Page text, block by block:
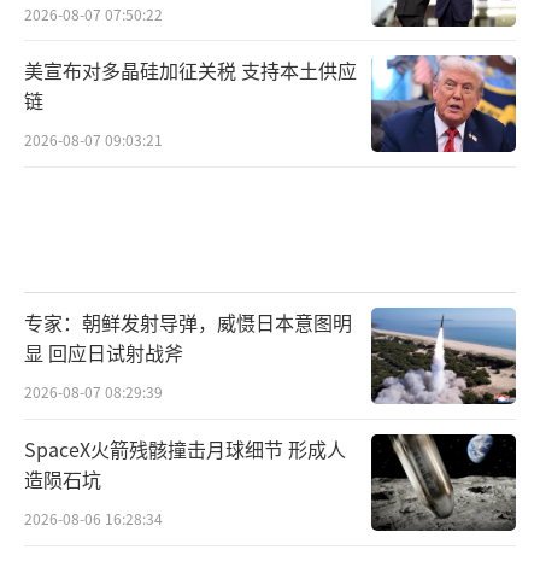
2026-08-07 07:50:22
美宣布对多晶硅加征关税 支持本土供应
链
2026-08-07 09:03:21
专家：朝鲜发射导弹，威慑日本意图明
显 回应日试射战斧
2026-08-07 08:29:39
SpaceX火箭残骸撞击月球细节 形成人
造陨石坑
2026-08-06 16:28:34